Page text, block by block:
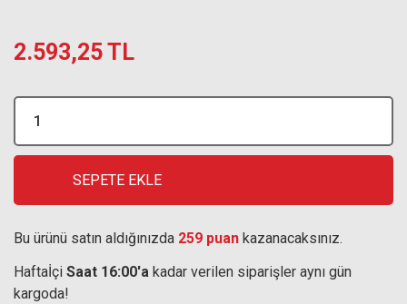
2.593,25 TL
SEPETE EKLE
Bu ürünü satın aldığınızda 259 puan kazanacaksınız.
Haftaİçi Saat 16:00'a kadar verilen siparişler aynı gün
kargoda!